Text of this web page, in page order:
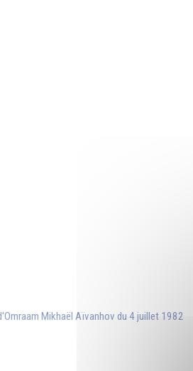
Mikhaël Aïvanhov du 4 juillet 1982